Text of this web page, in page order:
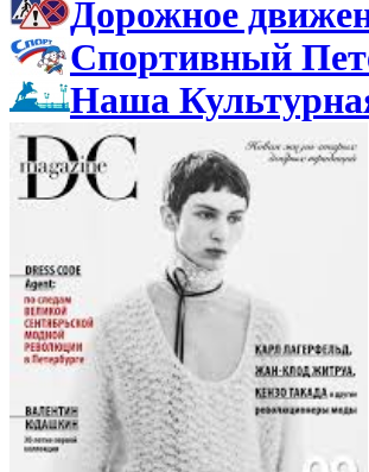
Дорожное
Спортивный
Наша